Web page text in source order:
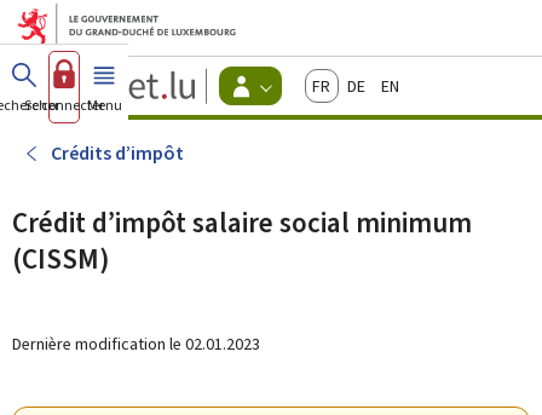
Aller au menu principal
Aller au contenu
Guichet.lu
Changer
d'espace
actif
FrançaisDeutschEnglish
Se connecterMenu principal
Crédits d’impôt
Crédit d’impôt salaire social minimum
(CISSM)
Dernière modification le 02.01.2023